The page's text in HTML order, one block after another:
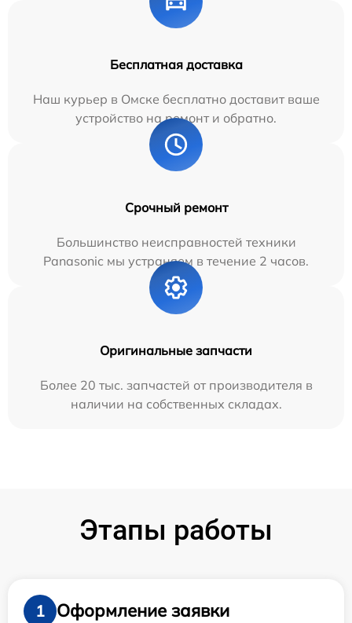
Бесплатная доставка
Наш курьер в Омске бесплатно доставит ваше
устройство на ремонт и обратно.
Срочный ремонт
Большинство неисправностей техники
Panasonic мы устраняем в течение 2 часов.
Оригинальные запчасти
Более 20 тыс. запчастей от производителя в
наличии на собственных складах.
Этапы работы
1
Оформление заявки